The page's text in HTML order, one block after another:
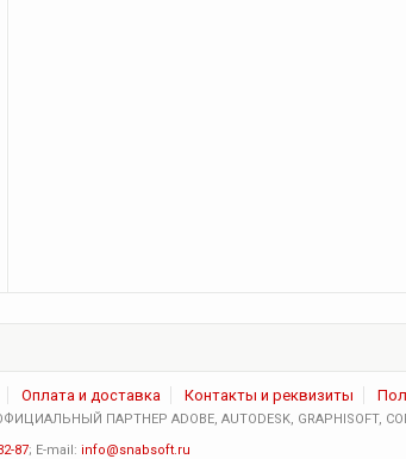
Оплата и доставка Контакты и реквизиты
ПАРТНЕР ADOBE, AUTODESK, GRAPHISOFT,
87; E-mail: info@snabsoft.ru